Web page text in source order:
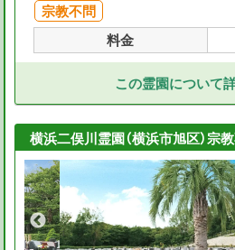
宗教不問
料金
この霊園について
横浜二俣川霊園（横浜市旭区）宗